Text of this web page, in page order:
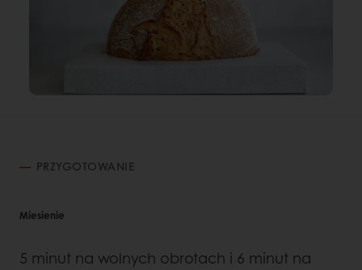
PRZYGOTOWANIE
Miesienie
5 minut na wolnych obrotach i 6 minut na